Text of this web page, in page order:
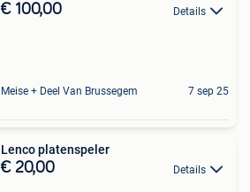
€ 100,00 Details
Meise + Deel Van Brussegem 7 sep 25
Lenco platenspeler
€ 20,00 Details